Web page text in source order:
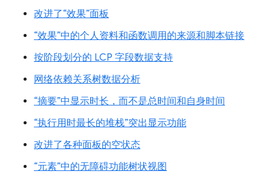
改进了“效果”面板
“效果”中的个人资料和函数调用的来源和脚本链接
按阶段划分的 LCP 字段数据支持
网络依赖关系树数据分析
“摘要”中显示时长，而不是总时间和自身时间
“执行用时最长的堆栈”突出显示功能
改进了各种面板的空状态
“元素”中的无障碍功能树状视图